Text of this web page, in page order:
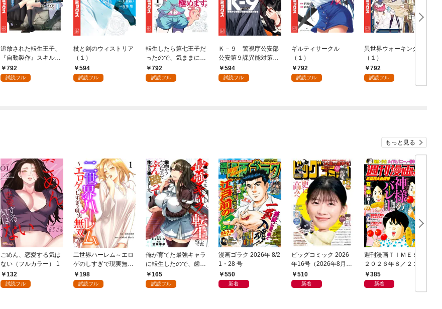
追放された転生王子、
『自動製作』スキルで
領地を爆速で開拓し最
強の村を作ってしまう
792
試読フル
杖と剣のウィストリア
（１）
594
試読フル
転生したら第七王子だ
ったので、気ままに魔
術を極めます（１）
792
試読フル
Ｋ－９ 警視庁公安部
公安第９課異能対策係
（１）
594
試読フル
ギルティサークル
（１）
792
試読フル
異世界ウォーキング
（１）
792
試読フル
もっと見る
ごめん、恋愛する気は
ない（フルカラー） 1
132
試読フル
二世界ハーレム～エロ
ゲのしすぎで現実無双
～１198
試読フル
俺が育てた最強キャラ
に転生したので、歯向
かうヤツはすべてぶん
殴って生きる事にしま
165
試読フル
漫画ゴラク 2026年 8/2
1・28 号
550
新着
ビッグコミック 2026
年16号（2026年8月7
日発売）
510
新着
週刊漫画ＴＩＭＥＳ
２０２６年８／２１・
２８合併号
385
新着